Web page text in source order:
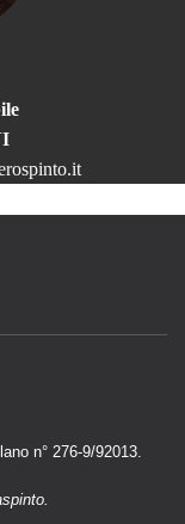
n° 276-9/92013.